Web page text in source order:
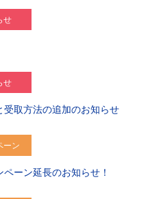
せ
せ
取方法の追加のお知らせ
ーン
ーン延長のお知らせ！